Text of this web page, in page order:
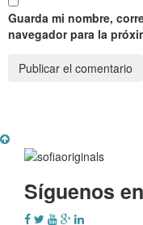
Guarda mi nombre,
navegador para la
Síguenos